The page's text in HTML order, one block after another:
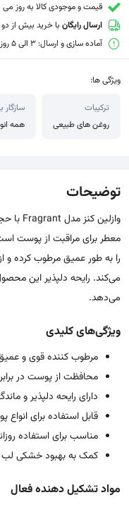
قیمت و موجودی کالا به روز می
ارسال رایگان با خرید بیش از
آماده سازی و ارسال: 3 الی 5 روز کاری.
ویژگی ها:
ترکیبات
روغن های طبیعی
همه
توضیحات
معطر برای مراقبت از پوست
را به طور عمیق مرطوب کرده
می‌کند. رایحه دلپذیر این
می‌دهد.
ویژگی‌های کلیدی
مرطوب کننده قوی و
محافظت از پوست در
دارای رایحه دلپذیر و
قابل استفاده برای انواع
مناسب برای استفاده
کمک به بهبود خشکی لب
مواد تشکیل دهنده فعال